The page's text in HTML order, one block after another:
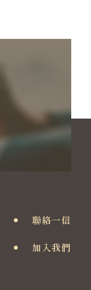
聯絡一信
加入我們